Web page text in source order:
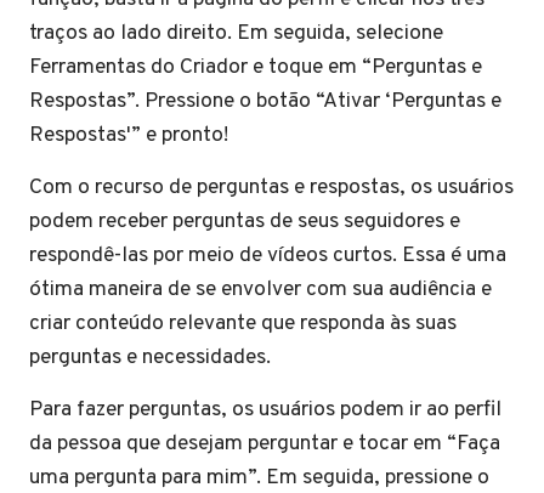
traços ao lado direito. Em seguida, selecione
Ferramentas do Criador e toque em “Perguntas e
Respostas”. Pressione o botão “Ativar ‘Perguntas e
Respostas'” e pronto!
Com o recurso de perguntas e respostas, os usuários
podem receber perguntas de seus seguidores e
respondê-las por meio de vídeos curtos. Essa é uma
ótima maneira de se envolver com sua audiência e
criar conteúdo relevante que responda às suas
perguntas e necessidades.
Para fazer perguntas, os usuários podem ir ao perfil
da pessoa que desejam perguntar e tocar em “Faça
uma pergunta para mim”. Em seguida, pressione o